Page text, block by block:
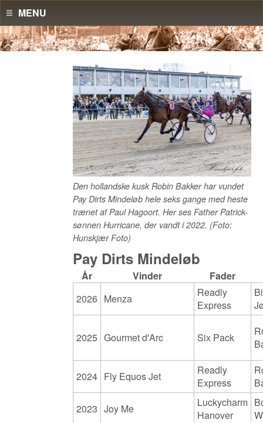
MENU
Den hollandske kusk Robin Bakker har vundet
Pay Dirts Mindeløb hele seks gange med heste
trænet af Paul Hagoort. Her ses Father Patrick-
sønnen Hurricane, der vandt i 2022. (Foto:
Hunskjær Foto)
Pay Dirts Mindeløb
År Vinder
Fader
2026 Menza
Readly
Express
2025 Gourmet d'Arc Six Pack
2024 Fly Equos Jet
Readly
Express
2023 Joy Me
Luckycharm
Hanover